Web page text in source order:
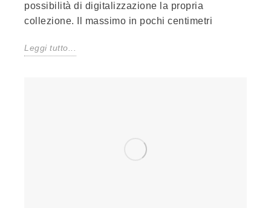
possibilità di digitalizzazione la propria
collezione. Il massimo in pochi centimetri
Leggi tutto...